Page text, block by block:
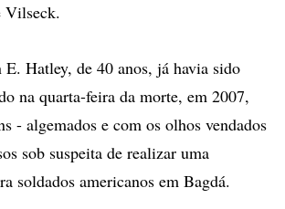
Vilseck.
E. Hatley, de 40 anos, já havia sido
na quarta-feira da morte, em 2007,
- algemados e com os olhos vendados
sob suspeita de realizar uma
soldados americanos em Bagdá.